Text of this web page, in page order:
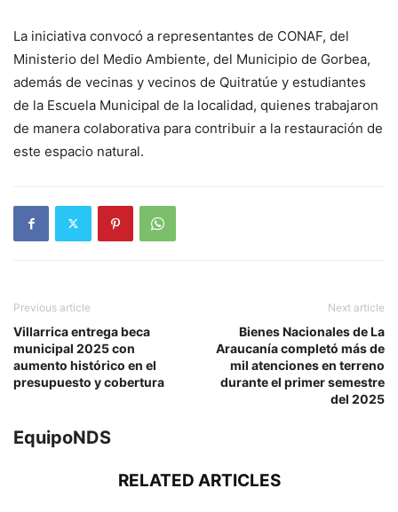
La iniciativa convocó a representantes de CONAF, del
Ministerio del Medio Ambiente, del Municipio de Gorbea,
además de vecinas y vecinos de Quitratúe y estudiantes
de la Escuela Municipal de la localidad, quienes trabajaron
de manera colaborativa para contribuir a la restauración de
este espacio natural.
Previous article
Villarrica entrega beca
municipal 2025 con
aumento histórico en el
presupuesto y cobertura
Next article
Bienes Nacionales de La
Araucanía completó más de
mil atenciones en terreno
durante el primer semestre
del 2025
EquipoNDS
RELATED ARTICLES